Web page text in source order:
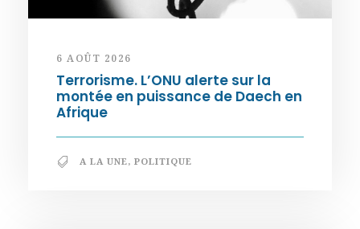
6 AOÛT 2026
Terrorisme. L’ONU alerte sur la
montée en puissance de Daech en
Afrique
A LA UNE, POLITIQUE